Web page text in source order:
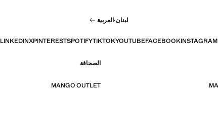
لبنان·العربية
INSTAGRAM
FACEBOOK
YOUTUBE
TIKTOK
SPOTIFY
PINTEREST
X
LINKEDIN
الصحافة
MANGO OUTLET